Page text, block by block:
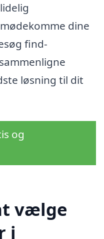
dine
find-
løsning til dit
og
vælge
i